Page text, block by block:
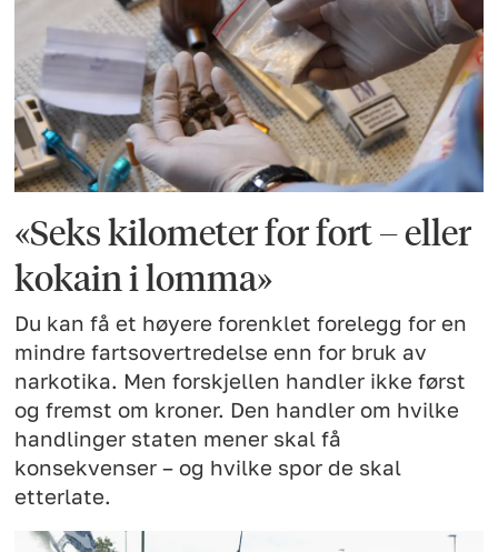
«Seks kilometer for fort – eller
kokain i lomma»
Du kan få et høyere forenklet forelegg for en
mindre fartsovertredelse enn for bruk av
narkotika. Men forskjellen handler ikke først
og fremst om kroner. Den handler om hvilke
handlinger staten mener skal få
konsekvenser – og hvilke spor de skal
etterlate.